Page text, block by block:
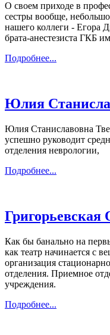
О своем приходе в
сестры вообще,
нашего коллеги - Егора
брата-анестезиста ГКБ
Подробнее...
Юлия
Юлия Станиславовна
успешно руководит
отделения неврологии,
Подробнее...
Григорьевская
Как бы банально на
как театр начинается с
организация
отделения. Приемное
учреждения.
Подробнее...